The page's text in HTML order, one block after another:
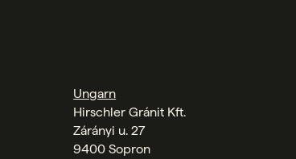
Ungarn
Hirschler Gránit Kft.
Zárányi u. 27
9400 Sopron